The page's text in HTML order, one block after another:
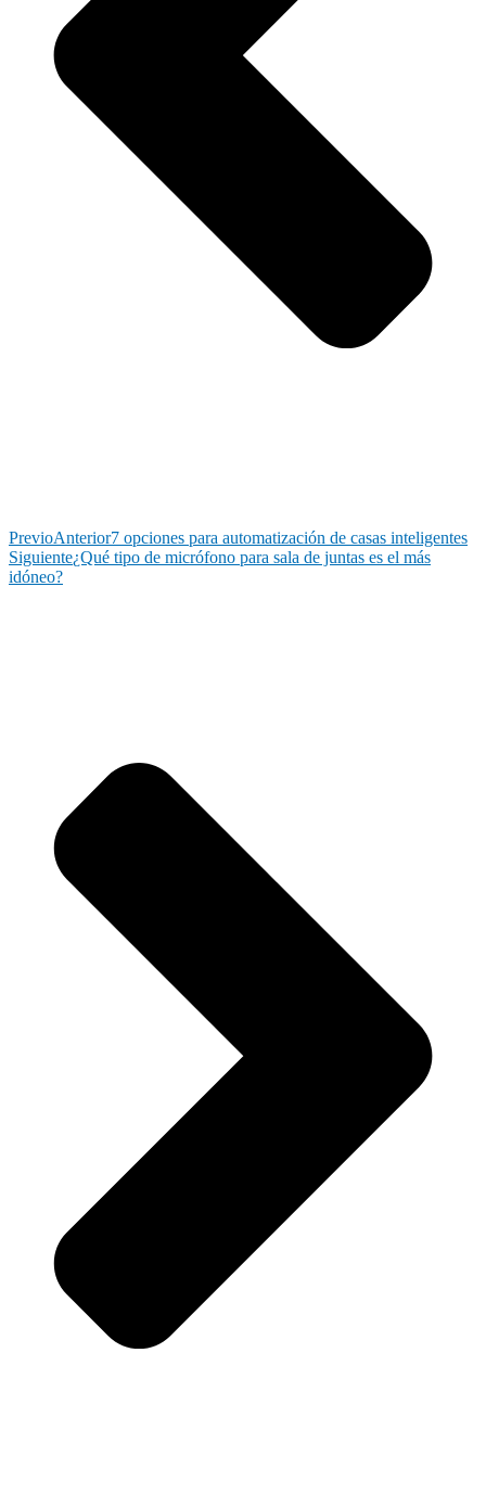
PrevioAnterior7 opciones para automatización de casas inteligentes
Siguiente¿Qué tipo de micrófono para sala de juntas es el más
idóneo?